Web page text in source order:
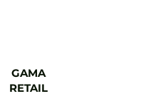
GAMA
RETAIL